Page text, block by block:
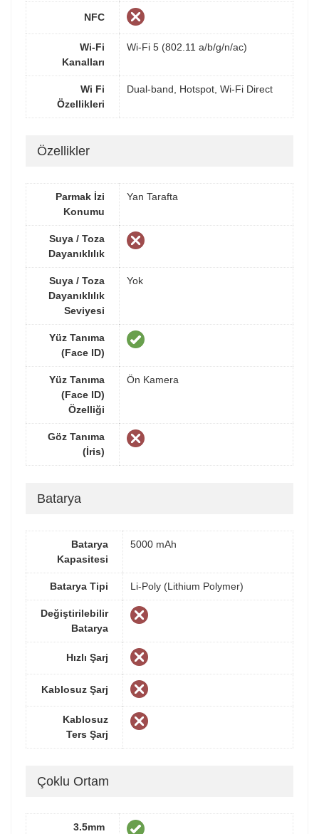
NFC
Wi-Fi
Kanalları
Wi-Fi 5 (802.11 a/b/g/n/ac)
Wi Fi
Özellikleri
Dual-band, Hotspot, Wi-Fi Direct
Özellikler
Parmak İzi
Konumu
Yan Tarafta
Suya / Toza
Dayanıklılık
Suya / Toza
Dayanıklılık
Seviyesi
Yok
Yüz Tanıma
(Face ID)
Yüz Tanıma
(Face ID)
Özelliği
Ön Kamera
Göz Tanıma
(İris)
Batarya
Batarya
Kapasitesi
5000 mAh
Batarya Tipi Li-Poly (Lithium Polymer)
Değiştirilebilir
Batarya
Hızlı Şarj
Kablosuz Şarj
Kablosuz
Ters Şarj
Çoklu Ortam
3.5mm